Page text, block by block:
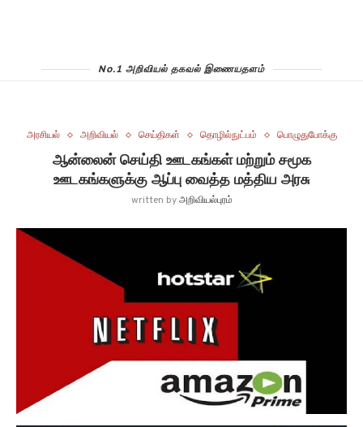
No.1 அறிவியல் தகவல் இணையதளம்
அரசியல் அறிவியல் செய்திகள் தொழில்நுட்பம் பொழுதுபோக்கு
ஆன்லைன் செய்தி ஊடகங்கள் மற்றும் சமூக
ஊடகங்களுக்கு ஆப்பு வைத்த மத்திய அரசு
written byஅறிவியல்புரம்